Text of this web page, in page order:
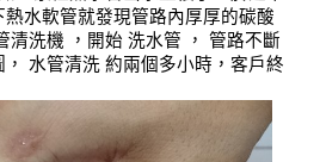
水軟管就發現管路內厚厚的碳酸
清洗機 ，開始 洗水管 ， 管路不斷
水管清洗 約兩個多小時，客戶終